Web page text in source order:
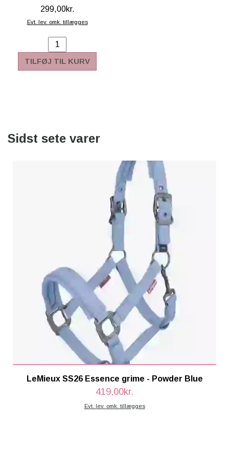
299,00kr.
Evt. lev. omk. tillægges
TILFØJ TIL KURV
Sidst sete varer
LeMieux SS26 Essence grime - Powder Blue
419,00kr.
Evt. lev. omk. tillægges